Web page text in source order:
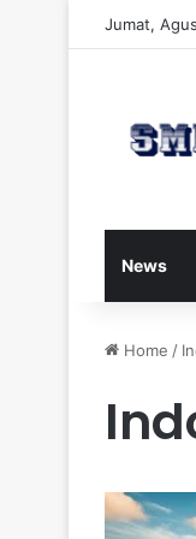
Jumat,
News
Home /